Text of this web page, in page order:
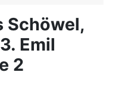
Schöwel,
Emil
2